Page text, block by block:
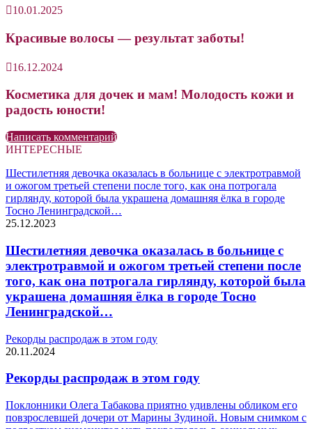
10.01.2025
Красивые волосы — результат заботы!
16.12.2024
Косметика для дочек и мам! Молодость кожи и
радость юности!
Написать комментарий
ИНТЕРЕСНЫЕ
Шестилетняя девочка оказалась в больнице с электротравмой
и ожогом третьей степени после того, как она потрогала
гирлянду, которой была украшена домашняя ёлка в городе
Тосно Ленинградской…
25.12.2023
Шестилетняя девочка оказалась в больнице с
электротравмой и ожогом третьей степени после
того, как она потрогала гирлянду, которой была
украшена домашняя ёлка в городе Тосно
Ленинградской…
Рекорды распродаж в этом году
20.11.2024
Рекорды распродаж в этом году
Поклонники Олега Табакова приятно удивлены обликом его
повзрослевшей дочери от Марины Зудиной. Новым снимком с